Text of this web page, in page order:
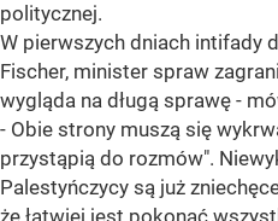
politycznej.
W pierwszych dniach intifady
Fischer, minister spraw
wygląda na długą sprawę -
- Obie strony muszą się
przystąpią do rozmów".
Palestyńczycy są już